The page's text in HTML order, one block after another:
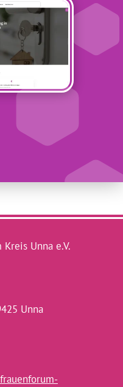
Unna e.V.
Unna